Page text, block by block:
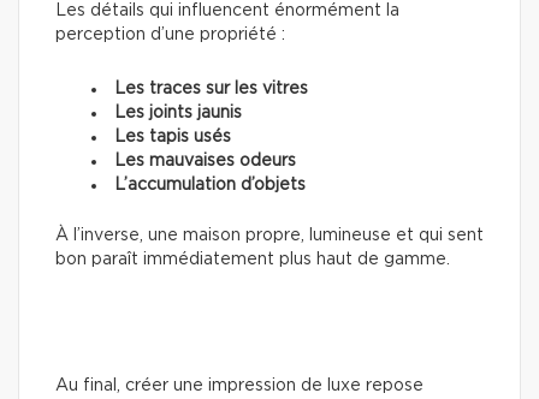
Les détails qui influencent énormément la
perception d’une propriété :
Les traces sur les vitres
Les joints jaunis
Les tapis usés
Les mauvaises odeurs
L’accumulation d’objets
À l’inverse, une maison propre, lumineuse et qui sent
bon paraît immédiatement plus haut de gamme.
Au final, créer une impression de luxe repose